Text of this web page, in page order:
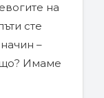
на
сте
–
Имаме